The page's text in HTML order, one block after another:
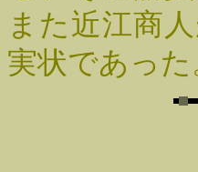
また近江商
実状であった